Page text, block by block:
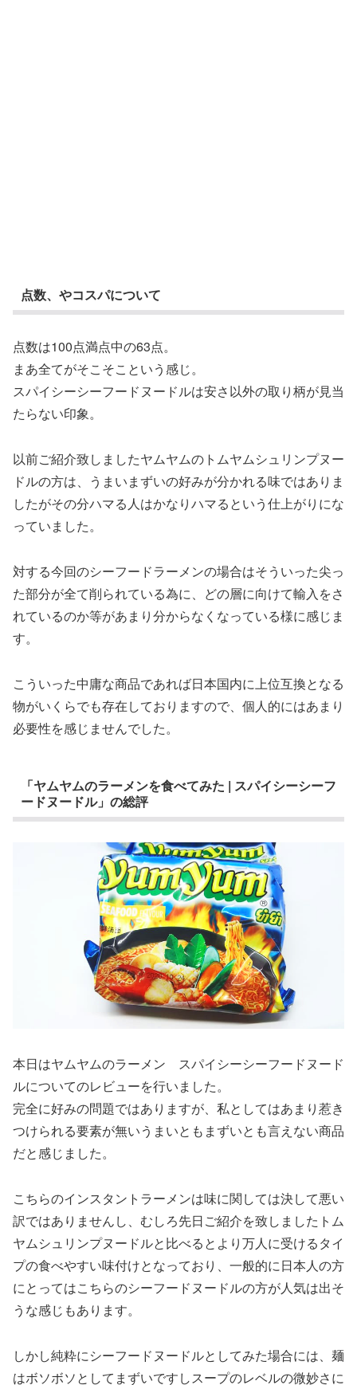
点数、やコスパについて
点数は100点満点中の63点。
まあ全てがそこそこという感じ。
スパイシーシーフードヌードルは安さ以外の取り柄が見当
たらない印象。
以前ご紹介致しましたヤムヤムのトムヤムシュリンプヌー
ドルの方は、うまいまずいの好みが分かれる味ではありま
したがその分ハマる人はかなりハマるという仕上がりにな
っていました。
対する今回のシーフードラーメンの場合はそういった尖っ
た部分が全て削られている為に、どの層に向けて輸入をさ
れているのか等があまり分からなくなっている様に感じま
す。
こういった中庸な商品であれば日本国内に上位互換となる
物がいくらでも存在しておりますので、個人的にはあまり
必要性を感じませんでした。
「ヤムヤムのラーメンを食べてみた | スパイシーシーフ
ードヌードル」の総評
本日はヤムヤムのラーメン スパイシーシーフードヌード
ルについてのレビューを行いました。
完全に好みの問題ではありますが、私としてはあまり惹き
つけられる要素が無いうまいともまずいとも言えない商品
だと感じました。
こちらのインスタントラーメンは味に関しては決して悪い
訳ではありませんし、むしろ先日ご紹介を致しましたトム
ヤムシュリンプヌードルと比べるとより万人に受けるタイ
プの食べやすい味付けとなっており、一般的に日本人の方
にとってはこちらのシーフードヌードルの方が人気は出そ
うな感じもあります。
しかし純粋にシーフードヌードルとしてみた場合には、麺
はボソボソとしてまずいですしスープのレベルの微妙さに